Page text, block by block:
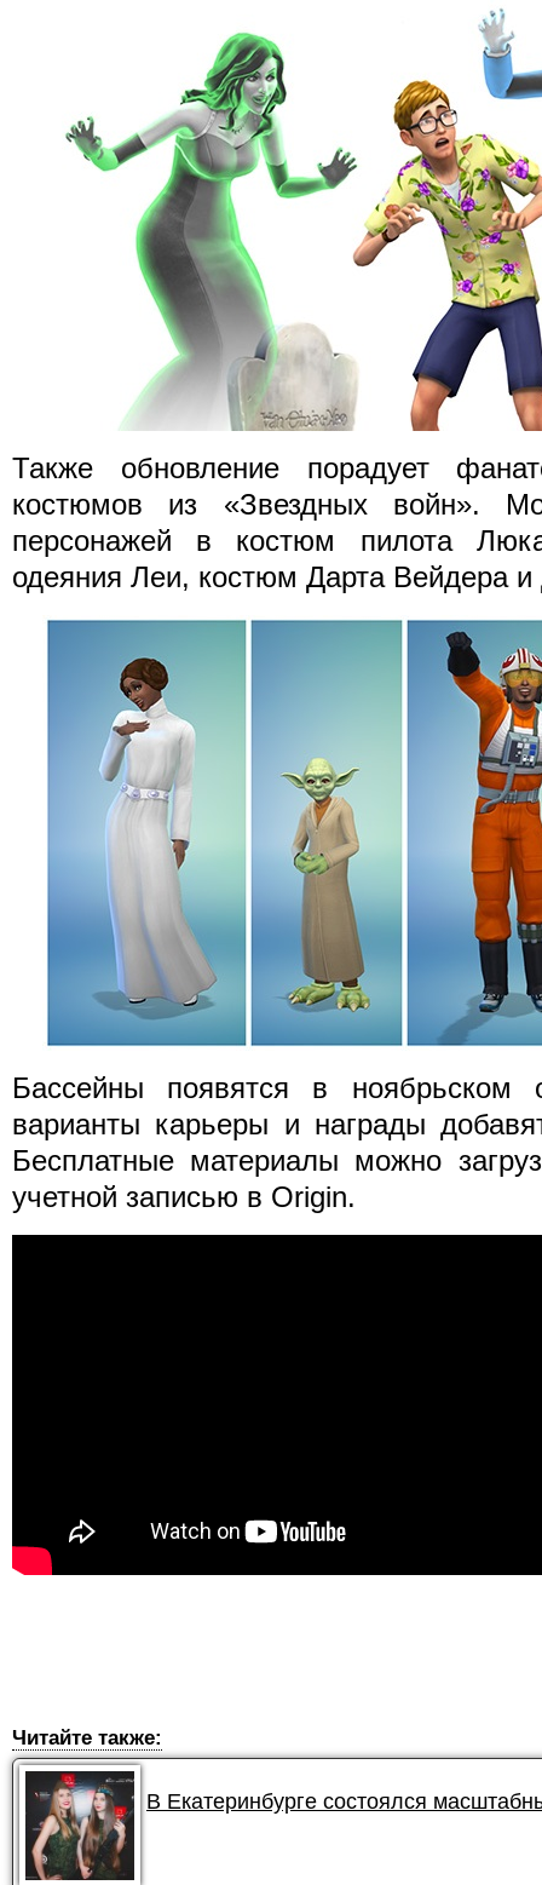
Также обновление порадует
костюмов из «Звездных войн».
персонажей в костюм пилота
одеяния Леи, костюм Дарта Вейдера
Бассейны появятся в ноябрьском
варианты карьеры и награды
Бесплатные материалы можно
учетной записью в Origin.
Читайте также:
В Екатеринбурге состоялся